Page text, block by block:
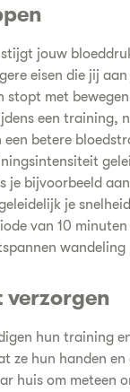
jouw
eisen die jij
stopt met
een training,
een betere
je bijvoorbeeld
je
van 10
wandeling
hun training
ze hun handen en
huis om meteen